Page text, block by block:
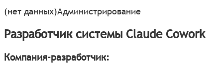
(нет данных)Администрирование
Разработчик системы Claude Cowork
Компания-разработчик: